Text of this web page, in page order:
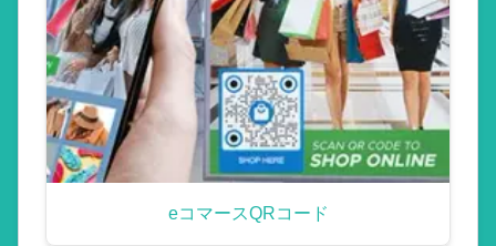
eコマースQRコード